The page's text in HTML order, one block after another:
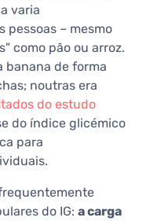
varia
– mesmo
como pão ou arroz.
banana de forma
noutras era
do estudo
do índice glicémico
para
do IG: a carga